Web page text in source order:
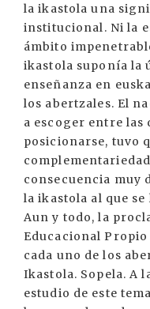
la ikastola una
institucional. Ni la
ámbito
ikastola suponía la
enseñanza en
los abertzales. El
a escoger entre las
posicionarse, tuvo
consecuencia muy
la ikastola al que
Aun y todo, la
Educacional
cada uno de los
Ikastola. Sopela. A
estudio de este